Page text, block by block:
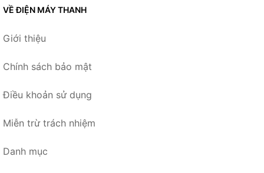
VỀ ĐIỆN MÁY THANH
Giới thiệu
Chính sách bảo mật
Điều khoản sử dụng
Miễn trừ trách nhiệm
Danh mục